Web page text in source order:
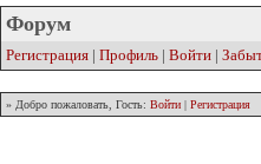
Форум
Регистрация | Профиль | Войти |
» Добро пожаловать, Гость: Войти | Регистрация